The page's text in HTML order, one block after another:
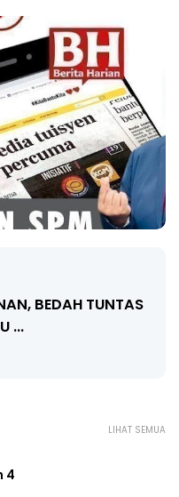
BEDAH TUNTAS
...
LIHAT SEMUA
4